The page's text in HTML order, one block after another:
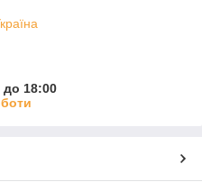
до 18:00